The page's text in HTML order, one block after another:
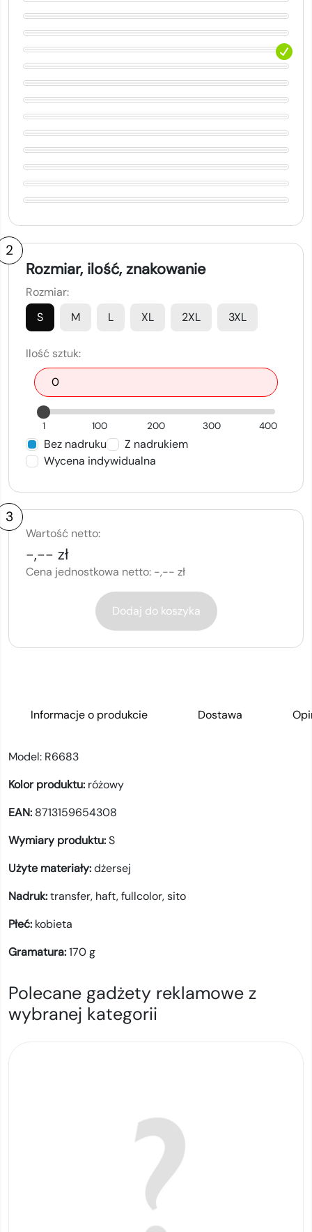
2
Rozmiar, ilość, znakowanie
Rozmiar:
S
M L XL 2XL 3XL
Ilość sztuk:
1 100 200 300 400
Bez nadruku
Z nadrukiem
Wycena indywidualna
3
Wartość netto:
-,-- zł
Cena jednostkowa netto: -,-- zł
Dodaj do koszyka
Informacje o produkcie Dostawa
Model: R6683
Kolor produktu: różowy
EAN: 8713159654308
Wymiary produktu:S
Użyte materiały:dżersej
Nadruk:transfer, haft,fullcolor,sito
Płeć: kobieta
Gramatura:170g
Polecane gadżety reklamowe z
wybranej kategorii